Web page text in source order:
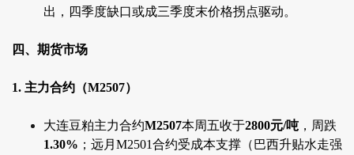
出，四季度缺口或成三季度末价格拐点驱动。
四、期货市场
1. 主力合约（M2507）
大连豆粕主力合约M2507本周五收于2800元/吨 ，周跌
1.30% ；远月M2501合约受成本支撑（巴西升贴水走强